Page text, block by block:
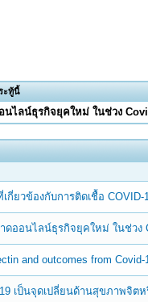
ะทู้นี้
นไลน์ธุรกิจยุคใหม่ ในช่วง
กี่ยวข้องกับการติดเชื้อ COVID-
ดออนไลน์ธุรกิจยุคใหม่ ในช่วง
and outcomes from Covid-
เป็นจุดเปลี่ยนด้านสุขภาพจิต